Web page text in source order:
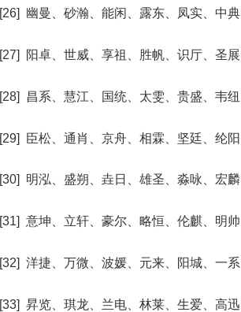
[26] 幽曼、砂瀚、能闲、露东、凤实、中典
[27] 阳卓、世威、享祖、胜帆、识厅、圣展
[28] 昌系、慧江、国统、太雯、贵盛、韦纽
[29] 臣松、通肖、京舟、相霖、坚廷、纶阳
[30] 明泓、盛朔、垚日、雄圣、淼咏、宏麟
[31] 意坤、立轩、豪尔、略恒、伦麒、明帅
[32] 洋捷、万微、波媛、元来、阳城、一系
[33] 昇览、琪龙、兰电、林莱、生爱、高迅